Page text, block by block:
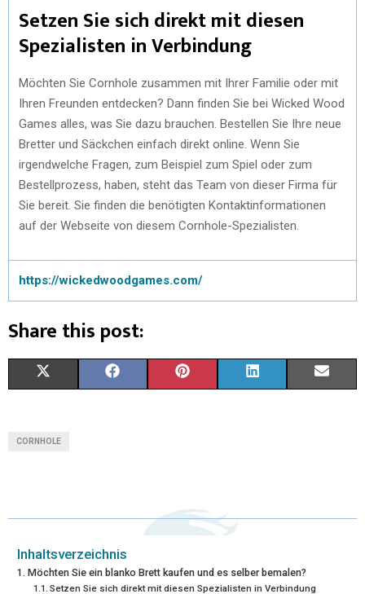
Setzen Sie sich direkt mit diesen
Spezialisten in Verbindung
Möchten Sie Cornhole zusammen mit Ihrer Familie oder mit
Ihren Freunden entdecken? Dann finden Sie bei Wicked Wood
Games alles, was Sie dazu brauchen. Bestellen Sie Ihre neue
Bretter und Säckchen einfach direkt online. Wenn Sie
irgendwelche Fragen, zum Beispiel zum Spiel oder zum
Bestellprozess, haben, steht das Team von dieser Firma für
Sie bereit. Sie finden die benötigten Kontaktinformationen
auf der Webseite von diesem Cornhole-Spezialisten.
https://wickedwoodgames.com/
Share this post:
T
T
E
O
K
R
S
D
N
CORNHOLE
Inhaltsverzeichnis
Möchten Sie ein blanko Brett kaufen und es selber bemalen?
Setzen Sie sich direkt mit diesen Spezialisten in Verbindung